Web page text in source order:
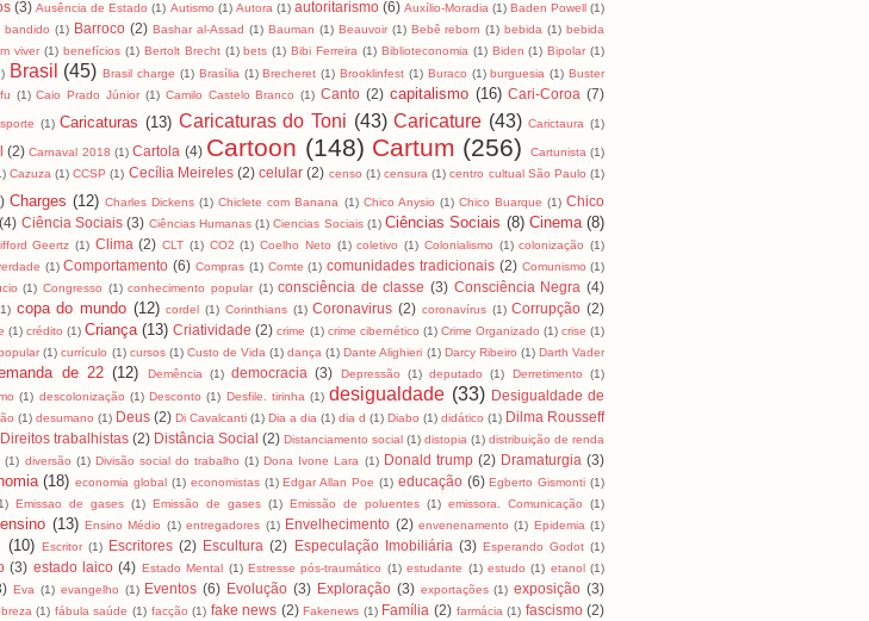
(3) Ausência de Estado (1) Autismo (1) Autora (1) autoritarismo (6) Auxílio-Moradia (1) Baden Powell (1)
bandido (1) Barroco (2) Bashar al-Assad (1) Bauman (1) Beauvoir (1) Bebê reborn (1) bebida (1) bebida
viver (1) benefícios (1) Bertolt Brecht (1) bets (1) Bibi Ferreira (1) Biblioteconomia (1) Biden (1) Bipolar (1)
Brasil (45) Brasil charge (1) Brasília (1) Brecheret (1) Brooklinfest (1) Buraco (1) burguesia (1) Buster
(1) Caio Prado Júnior (1) Camilo Castelo Branco (1) Canto (2) capitalismo (16) Cari-Coroa (7)
(1) Caricaturas (13) Caricaturas do Toni (43) Caricature (43) Carictaura (1)
(2) Carnaval 2018 (1) Cartola (4) Cartoon (148) Cartum (256) Cartunista (1)
Cazuza (1) CCSP (1) Cecília Meireles (2) celular (2) censo (1) censura (1) centro cultual São Paulo (1)
Charges (12) Charles Dickens (1) Chiclete com Banana (1) Chico Anysio (1) Chico Buarque (1) Chico
(4) Ciência Sociais (3) Ciências Humanas (1) Ciencias Sociais (1) Ciências Sociais (8) Cinema (8)
Geertz (1) Clima (2) CLT (1) CO2 (1) Coelho Neto (1) coletivo (1) Colonialismo (1) colonização (1)
(1) Comportamento (6) Compras (1) Comte (1) comunidades tradicionais (2) Comunismo (1)
(1) Congresso (1) conhecimento popular (1) consciência de classe (3) Consciência Negra (4)
copa do mundo (12) cordel (1) Corinthians (1) Coronavirus (2) coronavírus (1) Corrupção (2)
(1) crédito (1) Criança (13) Criatividade (2) crime (1) crime cibernético (1) Crime Organizado (1) crise (1)
(1) currículo (1) cursos (1) Custo de Vida (1) dança (1) Dante Alighieri (1) Darcy Ribeiro (1) Darth Vader
de 22 (12) Demência (1) democracia (3) Depressão (1) deputado (1) Derretimento (1)
(1) descolonização (1) Desconto (1) Desfile. tirinha (1) desigualdade (33) Desigualdade de
(1) desumano (1) Deus (2) Di Cavalcanti (1) Dia a dia (1) dia d (1) Diabo (1) didático (1) Dilma Rousseff
Direitos trabalhistas (2) Distância Social (2) Distanciamento social (1) distopia (1) distribuição de renda
(1) diversão (1) Divisão social do trabalho (1) Dona Ivone Lara (1) Donald trump (2) Dramaturgia (3)
(18) economia global (1) economistas (1) Edgar Allan Poe (1) educação (6) Egberto Gismonti (1)
Emissao de gases (1) Emissão de gases (1) Emissão de poluentes (1) emissora. Comunicação (1)
ensino (13) Ensino Médio (1) entregadores (1) Envelhecimento (2) envenenamento (1) Epidemia (1)
(10) Escritor (1) Escritores (2) Escultura (2) Especulação Imobiliária (3) Esperando Godot (1)
(3) estado laico (4) Estado Mental (1) Estresse pós-traumático (1) estudante (1) estudo (1) etanol (1)
Eva (1) evangelho (1) Eventos (6) Evolução (3) Exploração (3) exportações (1) exposição (3)
(1) fábula saúde (1) facção (1) fake news (2) Fakenews (1) Família (2) farmácia (1) fascismo (2)